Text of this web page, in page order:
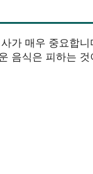
가 매우 중요합
음식은 피하는